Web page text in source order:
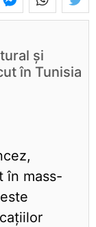
și
în Tunisia
în mass-